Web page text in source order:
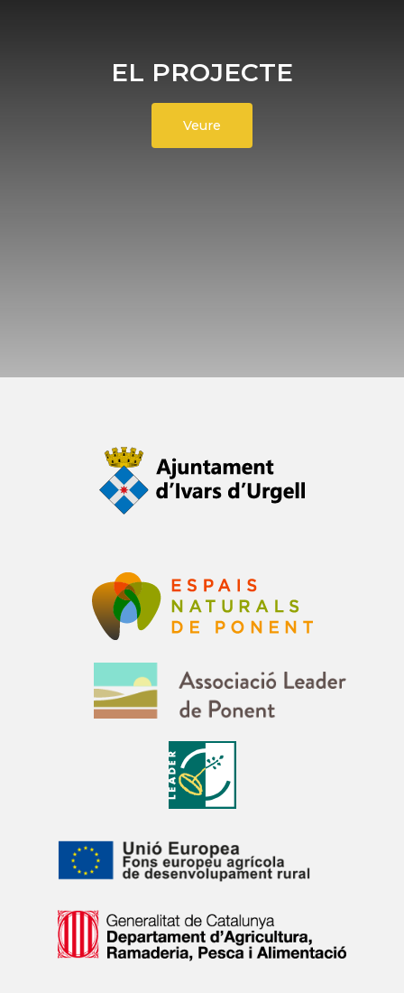
EL PROJECTE
Veure